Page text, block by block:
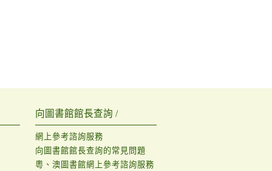
向圖書館館長查詢 /
網上參考諮詢服務
向圖書館館長查詢的常見問題
粵、澳圖書館網上參考諮詢服務